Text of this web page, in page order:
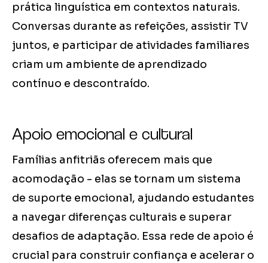
prática linguística em contextos naturais.
Conversas durante as refeições, assistir TV
juntos, e participar de atividades familiares
criam um ambiente de aprendizado
contínuo e descontraído.
Apoio emocional e cultural
Famílias anfitriãs oferecem mais que
acomodação - elas se tornam um sistema
de suporte emocional, ajudando estudantes
a navegar diferenças culturais e superar
desafios de adaptação. Essa rede de apoio é
crucial para construir confiança e acelerar o